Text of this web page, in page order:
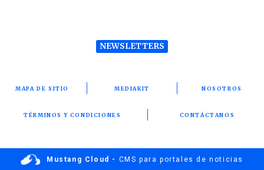
NEWSLETTERS
MAPA DE SITIO MEDIAKIT NOSOTROS
TÉRMINOS Y CONDICIONES CONTÁCTANOS
Mustang Cloud - CMS para portales de noticias